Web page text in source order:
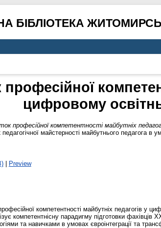
БІБЛІОТЕКА
цифровому
професійної компетентності майбутніх
майстерності майбутнього педагога в
| Preview
компетентності майбутніх педагогів
компетентнісну парадигму підготовки
та навичками в умовах євроінтеграції та